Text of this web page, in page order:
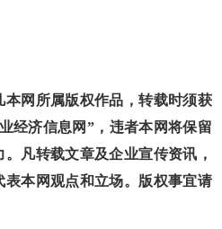
网所属版权作品，转载时须获
经济信息网”，违者本网将保留
凡转载文章及企业宣传资讯，
本网观点和立场。版权事宜请